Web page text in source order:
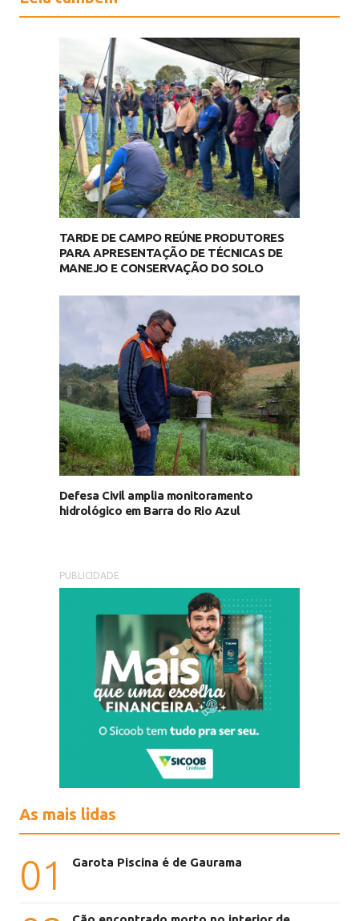
TARDE DE CAMPO REÚNE PRODUTORES
PARA APRESENTAÇÃO DE TÉCNICAS DE
MANEJO E CONSERVAÇÃO DO SOLO
Defesa Civil amplia monitoramento
hidrológico em Barra do Rio Azul
PUBLICIDADE
As mais lidas
01 Garota Piscina é de Gaurama